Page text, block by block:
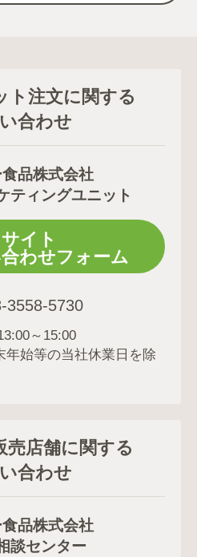
ト注文に関する
合わせ
品株式会社
ティングユニット
イト
わせフォーム
3558-5730
～15:00
年始等の当社休業日を除
売店舗に関する
合わせ
品株式会社
談センター